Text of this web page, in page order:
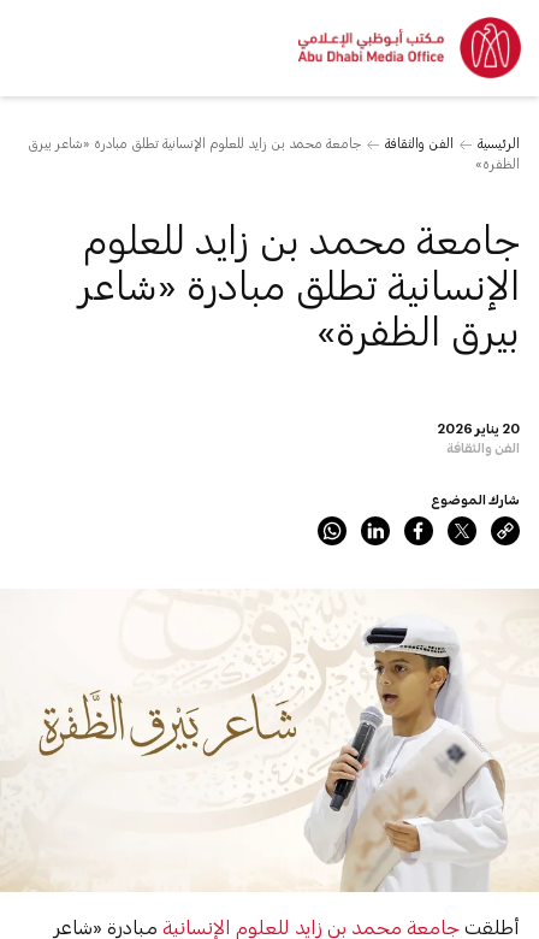
الرئيسية الفن والثقافة
جامعة محمد بن زايد للعلوم الإنسانية تطلق مبادرة «شاعر بيرق
الظفرة»
20 يناير 2026
الفن والثقافة
جامعة محمد بن زايد للعلوم
الإنسانية تطلق مبادرة «شاعر
بيرق الظفرة»
شارك الموضوع
أطلقت جامعة محمد بن زايد للعلوم الإنسانية مبادرة «شاعر